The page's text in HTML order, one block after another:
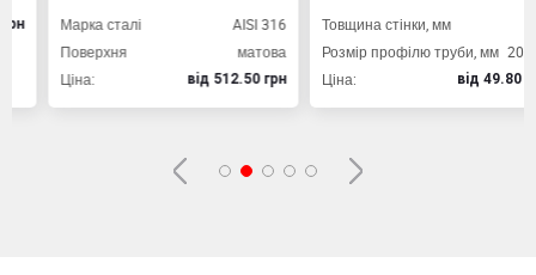
Марка сталі
AISI 316
Поверхня
матова
Ціна:
вiд 512.50 грн
Товщина стінки, мм
Розмір профілю труби, мм 20х20
Ціна:
вiд 49.80 грн